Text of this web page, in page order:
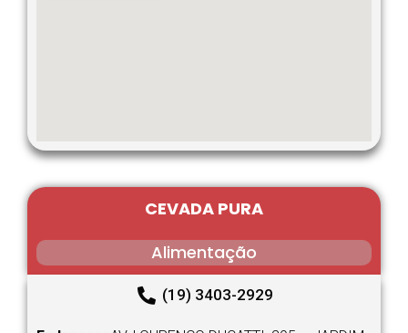
CEVADA PURA
Alimentação
(19) 3403-2929